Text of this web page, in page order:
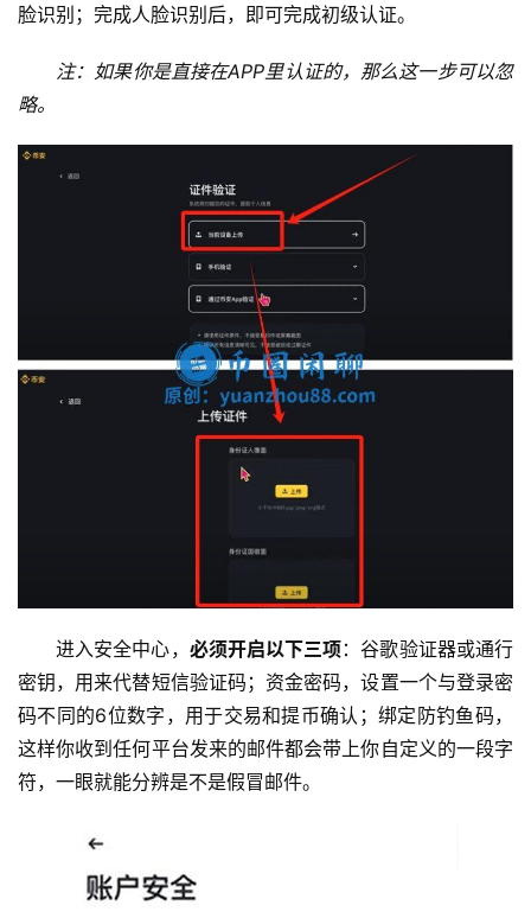
种
新
闻
脸识别；完成人脸识别后，即可完成初级认证。
注：如果你是直接在APP里认证的，那么这一步可以忽
略。
进入安全中心， 必须开启以下三项：谷歌验证器或通行
密钥，用来代替短信验证码；资金密码，设置一个与登录密
码不同的6位数字，用于交易和提币确认；绑定防钓鱼码，
这样你收到任何平台发来的邮件都会带上你自定义的一段字
符，一眼就能分辨是不是假冒邮件。